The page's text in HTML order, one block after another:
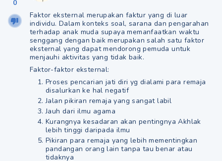
0
Faktor eksternal merupakan faktur yang di luar
individu. Dalam konteks soal, sarana dan pengarahan
terhadap anak muda supaya memanfaatkan waktu
senggang dengan baik merupakan salah satu faktor
eksternal yang dapat mendorong pemuda untuk
menjauhi aktivitas yang tidak baik.
Faktor-faktor eksternal:
Proses pencarian jati diri yg dialami para remaja
disalurkan ke hal negatif
Jalan pikiran remaja yang sangat labil
Jauh dari ilmu agama
Kurangnya kesadaran akan pentingnya Akhlak
lebih tinggi daripada ilmu
Pikiran para remaja yang lebih mementingkan
pandangan orang lain tanpa tau benar atau
tidaknya